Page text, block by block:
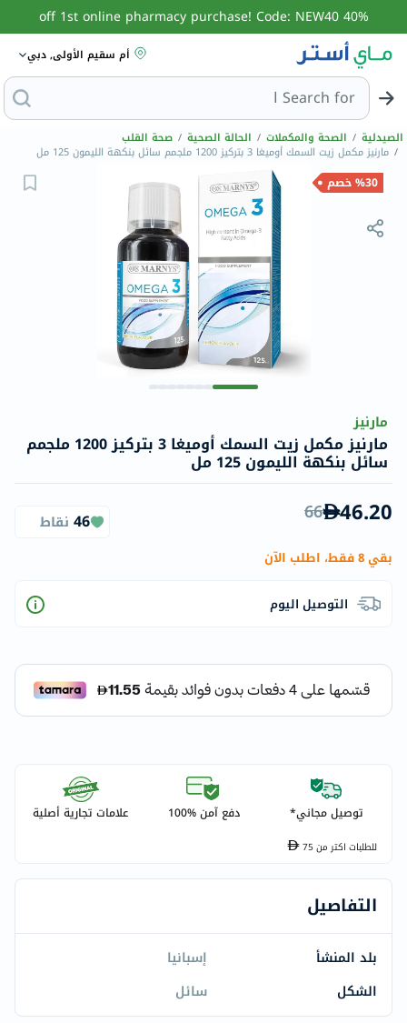
40% off 1st online pharmacy purchase! Code: NEW40
أم سقيم الأولى, دبي
Search for البحث عن مزيل عرق
الصيدلية / الصحة والمكملات / الحالة الصحية / صحة القلب
/ مارنيز مكمل زيت السمك أوميغا 3 بتركيز 1200 ملجمم سائل بنكهة الليمون 125 مل
%30 خصم
مارنيز
مارنيز مكمل زيت السمك أوميغا 3 بتركيز 1200 ملجمم
سائل بنكهة الليمون 125 مل
46.20
66
46 نقاط
بقي 8 فقط، اطلب الآن
التوصيل اليوم
توصيل مجاني* دفع آمن %100 علامات تجارية أصلية
للطلبات اكتر من75
التفاصيل
بلد المنشأ
إسبانيا
الشكل
سائل